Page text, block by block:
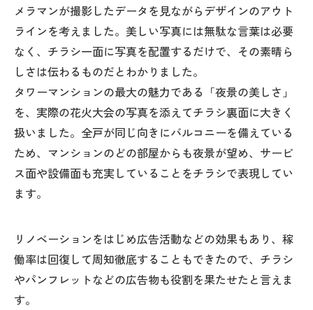
メラマンが撮影したデータを見ながらデザインのアウト
ラインを考えました。美しい写真には無駄な言葉は必要
なく、チラシ一面に写真を配置するだけで、その素晴ら
しさは伝わるものだとわかりました。
タワーマンションの最大の魅力である「夜景の美しさ」
を、実際の花火大会の写真を添えてチラシ裏面に大きく
扱いました。全戸が同じ向きにバルコニーを備えている
ため、マンションのどの部屋からも夜景が望め、サービ
ス面や設備面も充実していることをチラシで表現してい
ます。
リノベーションをはじめ広告活動などの効果もあり、稼
働率は回復して周知徹底することもできたので、チラシ
やパンフレットなどの広告物も役割を果たせたと言えま
す。